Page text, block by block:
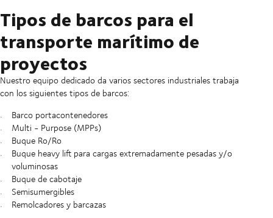
Tipos de barcos para el
transporte marítimo de
proyectos
Nuestro equipo dedicado da varios sectores industriales trabaja
con los siguientes tipos de barcos:
Barco portacontenedores
Multi - Purpose (MPPs)
Buque Ro/Ro
Buque heavy lift para cargas extremadamente pesadas y/o
voluminosas
Buque de cabotaje
Semisumergibles
Remolcadores y barcazas